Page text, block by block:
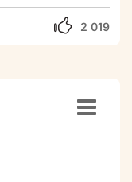
2 019
